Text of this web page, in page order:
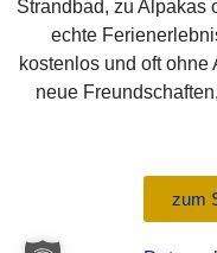
Strandbad, zu Alpakas
echte
kostenlos und oft
neue
zum